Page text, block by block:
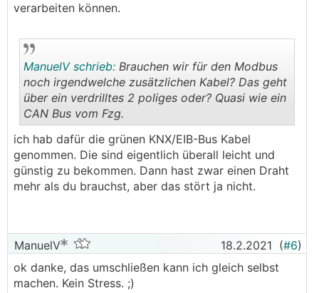
verarbeiten können.
..
ManuelV schrieb: Brauchen wir für den Modbus
noch irgendwelche zusätzlichen Kabel? Das geht
über ein verdrilltes 2 poliges oder? Quasi wie ein
CAN Bus vom Fzg.
ich hab dafür die grünen KNX/EIB-Bus Kabel
genommen. Die sind eigentlich überall leicht und
günstig zu bekommen. Dann hast zwar einen Draht
mehr als du brauchst, aber das stört ja nicht.
ManuelV 18.2.2021 (#6)
ok danke, das umschließen kann ich gleich selbst
machen. Kein Stress. ;)